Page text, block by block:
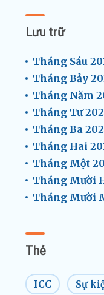
Lưu trữ
Tháng Sáu
Tháng Bảy
Tháng Năm
Tháng Tư
Tháng Ba
Tháng Hai
Tháng Một
Tháng Mười
Tháng Mười
Thẻ
ICC Sự